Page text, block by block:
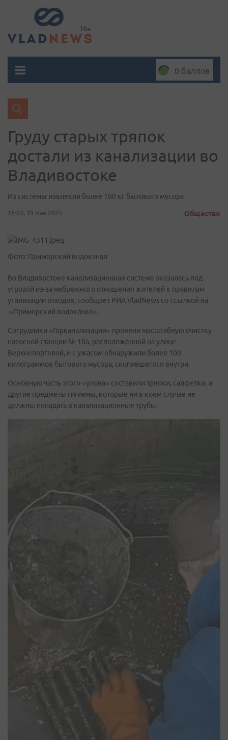
0 баллов
Груду старых тряпок
достали из канализации во
Владивостоке
Из системы извлекли более 100 кг бытового мусора
16:03, 19 мая 2025 Общество
Фото: Приморский водоканал
Во Владивостоке канализационная система оказалась под
угрозой из-за небрежного отношения жителей к правилам
утилизации отходов, сообщает РИА VladNews со ссылкой на
«Приморский водоканал».
Сотрудники «Горканализации» провели масштабную очистку
насосной станции № 10а, расположенной на улице
Верхнепортовой, и с ужасом обнаружили более 100
килограммов бытового мусора, скопившегося внутри.
Основную часть этого «улова» составили тряпки, салфетки, и
другие предметы гигиены, которые ни в коем случае не
должны попадать в канализационные трубы.